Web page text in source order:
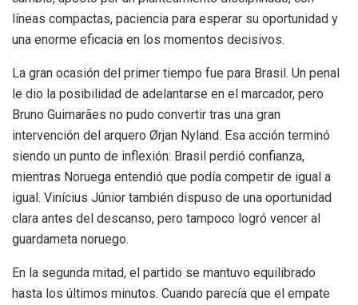
líneas compactas, paciencia para esperar su oportunidad y
una enorme eficacia en los momentos decisivos.
La gran ocasión del primer tiempo fue para Brasil. Un penal
le dio la posibilidad de adelantarse en el marcador, pero
Bruno Guimarães no pudo convertir tras una gran
intervención del arquero Ørjan Nyland. Esa acción terminó
siendo un punto de inflexión: Brasil perdió confianza,
mientras Noruega entendió que podía competir de igual a
igual. Vinícius Júnior también dispuso de una oportunidad
clara antes del descanso, pero tampoco logró vencer al
guardameta noruego.
En la segunda mitad, el partido se mantuvo equilibrado
hasta los últimos minutos. Cuando parecía que el empate